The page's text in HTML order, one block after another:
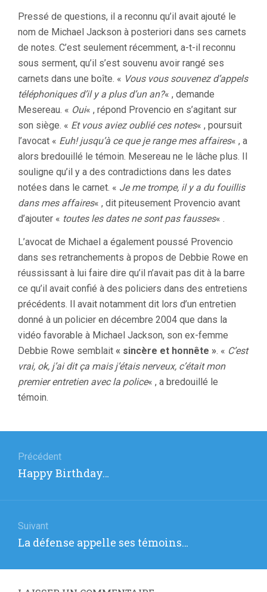
Pressé de questions, il a reconnu qu’il avait ajouté le
nom de Michael Jackson à posteriori dans ses carnets
de notes. C’est seulement récemment, a-t-il reconnu
sous serment, qu’il s’est souvenu avoir rangé ses
carnets dans une boîte. « Vous vous souvenez d’appels
téléphoniques d’il y a plus d’un an?« , demande
Mesereau. « Oui« , répond Provencio en s’agitant sur
son siège. « Et vous aviez oublié ces notes« , poursuit
l’avocat « Euh! jusqu’à ce que je range mes affaires« , a
alors bredouillé le témoin. Mesereau ne le lâche plus. Il
souligne qu’il y a des contradictions dans les dates
notées dans le carnet. « Je me trompe, il y a du fouillis
dans mes affaires« , dit piteusement Provencio avant
d’ajouter « toutes les dates ne sont pas fausses« .
L’avocat de Michael a également poussé Provencio
dans ses retranchements à propos de Debbie Rowe en
réussissant à lui faire dire qu’il n’avait pas dit à la barre
ce qu’il avait confié à des policiers dans des entretiens
précédents. Il avait notamment dit lors d’un entretien
donné à un policier en décembre 2004 que dans la
vidéo favorable à Michael Jackson, son ex-femme
Debbie Rowe semblait « sincère et honnête ». « C’est
vrai, ok, j’ai dit ça mais j’étais nerveux, c’était mon
premier entretien avec la police« , a bredouillé le
témoin.
de
l’article
Précédent
Article
Happy Birthday…
Suivant
Article
:
La défense appelle ses témoins…